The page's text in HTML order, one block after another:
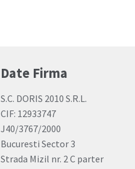
Date Firma
S.C. DORIS 2010 S.R.L.
CIF: 12933747
J40/3767/2000
Bucuresti Sector 3
Strada Mizil nr. 2 C parter